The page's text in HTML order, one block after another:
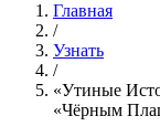
Главная
/
Узнать
/
«Утиные
«Чёрным